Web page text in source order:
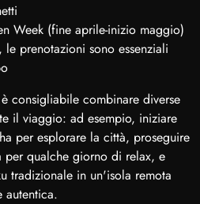
Week (fine aprile-inizio maggio)
prenotazioni sono essenziali
consigliabile combinare diverse
il viaggio: ad esempio, iniziare
per esplorare la città, proseguire
per qualche giorno di relax, e
tradizionale in un'isola remota
autentica.